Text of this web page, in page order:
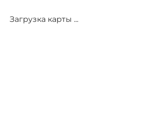
Загрузка карты ...